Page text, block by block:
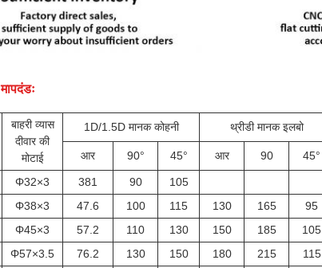
बाहरी व्यास
दीवार की
मोटाई
1D/1.5D मानक कोहनी
थ्रीडी मानक इलबो
आर
90° 45° आर 90 45°
Φ32×3 381 90 105
Φ38×3 47.6 100 115 130 165 95
Φ45×3 57.2 110 130 150 185 105
Φ57×3.5 76.2 130 150 180 215 115